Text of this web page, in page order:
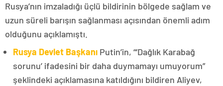
Rusya’nın imzaladığı üçlü bildirinin bölgede sağlam ve
uzun süreli barışın sağlanması açısından önemli adım
olduğunu açıklamıştı.
Rusya Devlet Başkanı Putin’in, “‘Dağlık Karabağ
sorunu’ ifadesini bir daha duymamayı umuyorum”
şeklindeki açıklamasına katıldığını bildiren Aliyev,